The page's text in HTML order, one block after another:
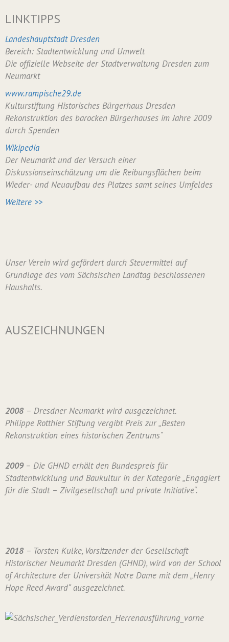
LINKTIPPS
Landeshauptstadt Dresden
Bereich: Stadtentwicklung und Umwelt
Die offizielle Webseite der Stadtverwaltung Dresden zum
Neumarkt
www.rampische29.de
Kulturstiftung Historisches Bürgerhaus Dresden
Rekonstruktion des barocken Bürgerhauses im Jahre 2009
durch Spenden
Wikipedia
Der Neumarkt und der Versuch einer
Diskussionseinschätzung um die Reibungsflächen beim
Wieder- und Neuaufbau des Platzes samt seines Umfeldes
Weitere >>
Unser Verein wird gefördert durch Steuermittel auf
Grundlage des vom Sächsischen Landtag beschlossenen
Haushalts.
AUSZEICHNUNGEN
2008– Dresdner Neumarkt wird ausgezeichnet.
Philippe Rotthier Stiftung vergibt Preis zur „Besten
Rekonstruktion eines historischen Zentrums“
2009 – Die GHND erhält den Bundespreis für
Stadtentwicklung und Baukultur in der Kategorie „Engagiert
für die Stadt – Zivilgesellschaft und private Initiative“.
2018– Torsten Kulke, Vorsitzender der Gesellschaft
Historischer Neumarkt Dresden (GHND), wird von der School
of Architecture der Universität Notre Dame mit dem „Henry
Hope Reed Award“ ausgezeichnet.